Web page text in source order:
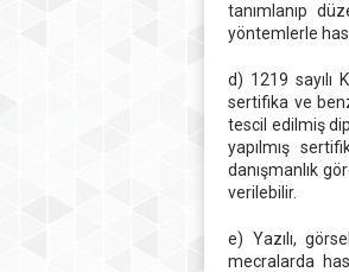
tanımlanıp
yöntemlerle
d) 1219 sayılı
sertifika ve
tescil edilmiş
yapılmış
danışmanlık
verilebilir.
e) Yazılı,
mecralarda